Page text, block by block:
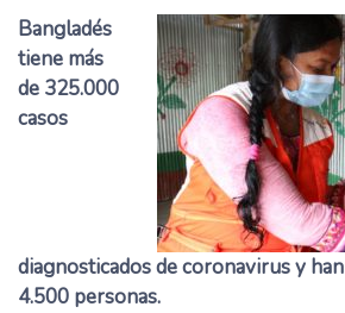
Bangladés
tiene más
de 325.000
casos
diagnosticados de coronavirus y
4.500 personas.